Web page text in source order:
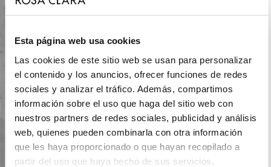
Esta página web usa cookies
Las cookies de este sitio web se usan para personalizar
el contenido y los anuncios, ofrecer funciones de redes
sociales y analizar el tráfico. Además, compartimos
información sobre el uso que haga del sitio web con
nuestros partners de redes sociales, publicidad y análisis
web, quienes pueden combinarla con otra información
que les haya proporcionado o que hayan recopilado a
partir del uso que haya hecho de sus servicios.